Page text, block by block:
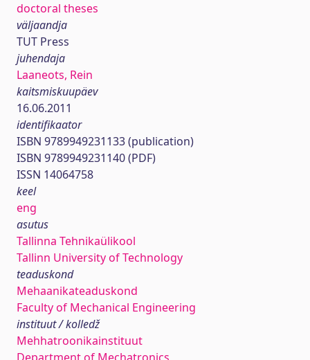
doctoral theses
väljaandja
TUT Press
juhendaja
Laaneots, Rein
kaitsmiskuupäev
16.06.2011
identifikaator
ISBN 9789949231133 (publication)
ISBN 9789949231140 (PDF)
ISSN 14064758
keel
eng
asutus
Tallinna Tehnikaülikool
Tallinn University of Technology
teaduskond
Mehaanikateaduskond
Faculty of Mechanical Engineering
instituut / kolledž
Mehhatroonikainstituut